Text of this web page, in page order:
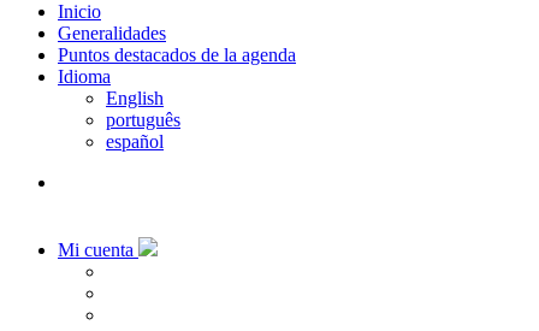
Inicio
Generalidades
Puntos destacados de la agenda
Idioma
English
português
español
Mi cuenta